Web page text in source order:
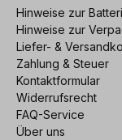
Hinweise zur
Hinweise zur
Liefer- &
Zahlung & Steuer
Kontaktformular
Widerrufsrecht
FAQ-Service
Über uns